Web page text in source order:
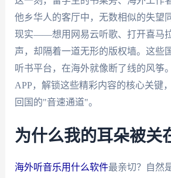
他乡华人的客厅中，无数相似的失望
现实——想用网易云听歌、打开喜马
声，却隔着一道无形的版权墙。这些
听书平台，在海外就像断了线的风筝
APP，解锁这些精彩内容的核心关键
回国的"音速通道"。
为什么我的耳朵被关
海外听音乐用什么软件最亲切？自然